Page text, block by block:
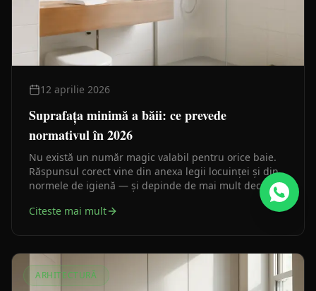
12 aprilie 2026
Suprafața minimă a băii: ce prevede
normativul în 2026
Nu există un număr magic valabil pentru orice baie.
Răspunsul corect vine din anexa legii locuinței și din
normele de igienă — și depinde de mai mult decât
Citeste mai mult
ARHITECTURĂ